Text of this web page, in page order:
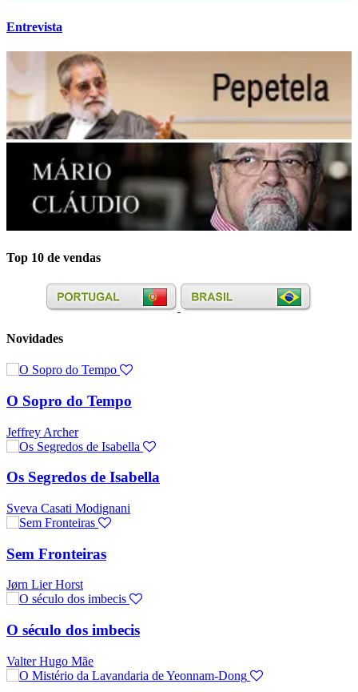
Entrevista
Top 10 de vendas
Novidades
O Sopro do Tempo
Jeffrey Archer
Os Segredos de Isabella
Sveva Casati Modignani
Sem Fronteiras
Jørn Lier Horst
O século dos imbecis
Valter Hugo Mãe